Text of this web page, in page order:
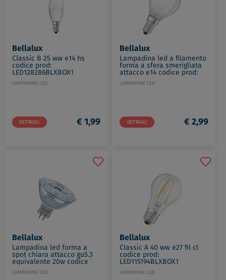
Bellalux
Classic B 25 ww e14 hs
codice prod:
LED128286BLXBOX1
LAMPADINE LED
DETTAGLI € 1,99
Bellalux
Lampadina led a filamento
forma a sfera smerigliata
attacco e14 codice prod:
LED115514BLXBOX1
LAMPADINE LED
DETTAGLI € 2,99
Bellalux
Lampadina led forma a
spot chiara attacco gu5.3
equivalente 20w codice
prod: LED112728BLXBOX1
LAMPADINE LED
Bellalux
Classic A 40 ww e27 fil cl
codice prod:
LED115194BLXBOX1
LAMPADINE LED